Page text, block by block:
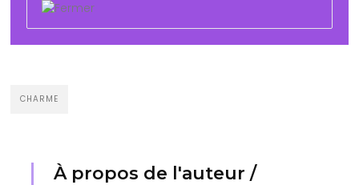
CHARME
À propos de l'auteur /